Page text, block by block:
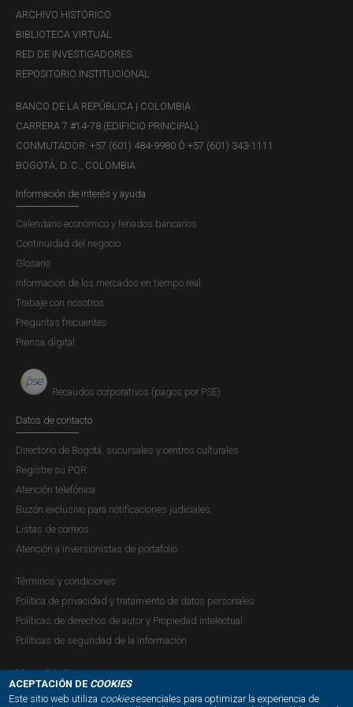
se cuenta con un Plan General de Adquisiciones, como
instrumento de planeación contractual.
El Plan General de Adquisiciones no obliga a la Entidad a
bienes, obras y servicios allí relacionados. Por
consiguiente, la información divulgada tiene un carácter
informativo e ilustrativo, y no podrá ser reproducida,
copiada, distribuida, utilizada o comercializada sin la
República.
El Banco de la República publica mensualmente la
información con los datos básicos de su contratación
(contratista, objeto y valor del contrato), en cumplimiento a
lo establecido en la Ley 1952 de 2019 o Código General
ACEPTACIÓN DE COOKIES
Este sitio web utiliza cookiesesenciales para optimizar la experiencia de
ARCHIVO HISTÓRICO
BIBLIOTECA VIRTUAL
RED DE INVESTIGADORES
REPOSITORIO INSTITUCIONAL
BANCO DE LA REPÚBLICA | COLOMBIA
CARRERA 7 #14-78 (EDIFICIO PRINCIPAL)
CONMUTADOR: +57 (601) 484-9980 Ó +57 (601) 343-1111
BOGOTÁ, D. C., COLOMBIA
Información de interés y ayuda
Calendario económico y feriados bancarios
Continuidad del negocio
Glosario
Información de los mercados en tiempo real
Trabaje con nosotros
Preguntas frecuentes
Prensa digital
Recaudos corporativos (pagos por PSE)
Datos de contacto
Directorio de Bogotá, sucursales y centros culturales
Registre su PQR
Atención telefónica
Buzón exclusivo para notificaciones judiciales
Listas de correos
Atención a inversionistas de portafolio
Términos y condiciones
Política de privacidad y tratamiento de datos personales
Políticas de derechos de autor y Propiedad intelectual
Políticas de seguridad de la información
Mapa del sitio